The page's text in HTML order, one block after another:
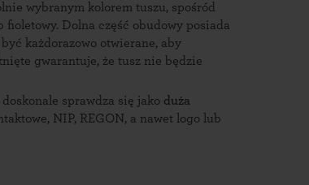
wybranym kolorem tuszu, spośród
Dolna część obudowy posiada
każdorazowo otwierane, aby
gwarantuje, że tusz nie będzie
sprawdza się jako duża
NIP, REGON, a nawet logo lub